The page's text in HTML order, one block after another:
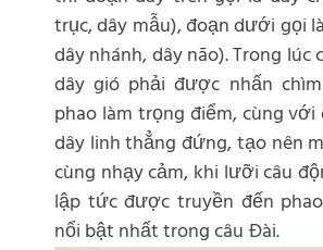
trục, dây mẫu), đoạn dưới gọi
dây nhánh, dây não). Trong lúc
dây gió phải được nhấn
phao làm trọng điểm, cùng
dây linh thẳng đứng, tạo nên
cùng nhạy cảm, khi lưỡi câu
lập tức được truyền đến
nổi bật nhất trong câu Đài.